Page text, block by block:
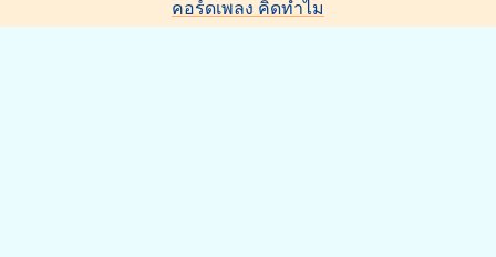
คอร์ดเพลง คิดทำไม